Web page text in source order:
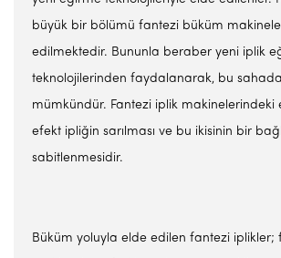
büyük bir bölümü fantezi büküm
edilmektedir. Bununla beraber yeni iplik
teknolojilerinden faydalanarak, bu
mümkündür. Fantezi iplik makinelerindeki
efekt ipliğin sarılması ve bu ikisinin bir
sabitlenmesidir.
Büküm yoluyla elde edilen fantezi iplikler;